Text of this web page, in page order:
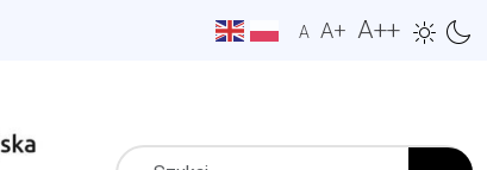
A A+ A++
Szukaj